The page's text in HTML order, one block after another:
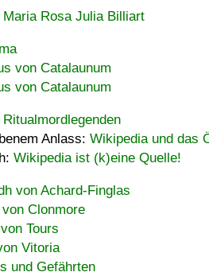
Maria Rosa Julia Billiart
von Catalaunum
von Catalaunum
Ritualmordlegenden
Anlass: Wikipedia und das
Wikipedia ist (k)eine Quelle!
von Achard-Finglas
Clonmore
Tours
Vitoria
und Gefährten